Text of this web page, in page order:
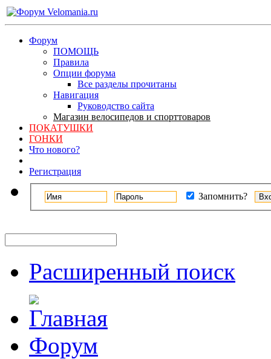
Форум
ПОМОЩЬ
Правила
Опции форума
Все разделы прочитаны
Навигация
Руководство сайта
Магазин велосипедов и спорттоваров
ПОКАТУШКИ
ГОНКИ
Что нового?
Регистрация
Запомнить?
Расширенный поиск
Форум